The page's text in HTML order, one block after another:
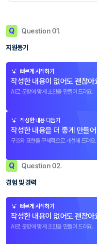
Q Question 01.
지원동기
빠르게 시작하기
작성한 내용이 없어도 괜찮아
AI로 문항에 맞게 초안을 만들어 드려요.
작성한 내용 다듬기
작성한 내용을 더 좋게 만들
구조와 표현을 구체적으로 개선해 드려요.
Q Question 02.
경험 및 경력
빠르게 시작하기
작성한 내용이 없어도 괜찮아
AI로 문항에 맞게 초안을 만들어 드려요.